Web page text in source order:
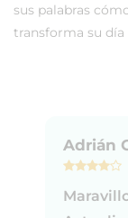
sus palabras
transforma su día
Adrián